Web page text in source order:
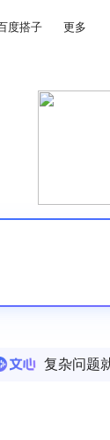
度搭子 更多
复杂问题